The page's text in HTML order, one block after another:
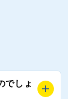
でしょ